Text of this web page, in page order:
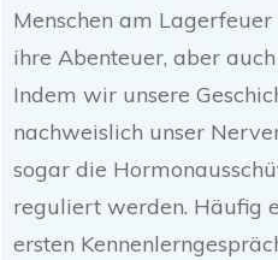
Menschen am
ihre Abenteuer, aber
Indem wir unsere
nachweislich unser
sogar die
reguliert werden. Häufig
ersten